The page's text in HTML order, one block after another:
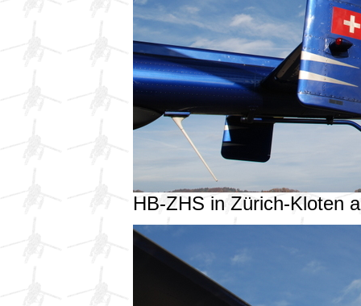
HB-ZHS in Zürich-Kloten